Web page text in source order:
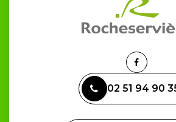
Lien
le
compte
02 51 94 90